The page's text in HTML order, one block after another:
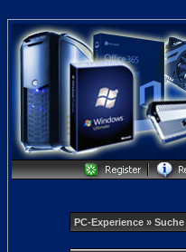
PC-Experience » Suche